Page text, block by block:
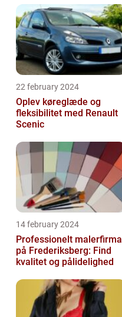
22 february 2024
Oplev køreglæde og
fleksibilitet med Renault
Scenic
14 february 2024
Professionelt malerfirma
på Frederiksberg: Find
kvalitet og pålidelighed